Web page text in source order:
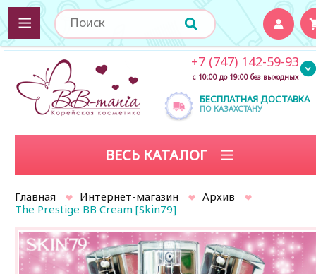
БЕСПЛАТНАЯ ДОСТАВКА
ПО КАЗАХСТАНУ
+7 (747) 142-59-93
с 10:00 до 19:00 без выходных
ВЕСЬ КАТАЛОГ
Главная Интернет-магазин
Архив
The Prestige BB Cream [Skin79]